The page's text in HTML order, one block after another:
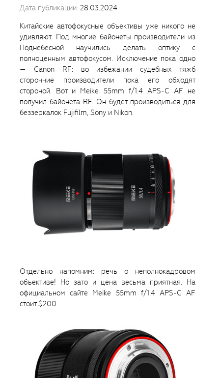
Дата публикации: 28.03.2024
Китайские автофокусные объективы уже никого не
удивляют. Под многие байонеты производители из
Поднебесной научились делать оптику с
полноценным автофокусом. Исключение пока одно
— Canon RF: во избежании судебных тяжб
сторонние производители пока его обходят
стороной. Вот и Meike 55mm f/1.4 APS-C AF не
получил байонета RF. Он будет производиться для
беззеркалок Fujifilm, Sony и Nikon.
Отдельно напомним: речь о неполнокадровом
объективе! Но зато и цена весьма приятная. На
официальном сайте Meike 55mm f/1.4 APS-C AF
стоит $200.